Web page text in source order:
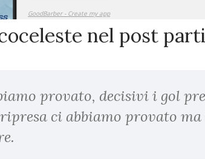
nel post
provato, decisivi i gol
ci abbiamo provato